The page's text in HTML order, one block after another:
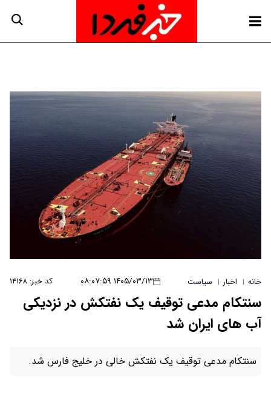
خانه | اخبار | سیاست ۱۴۰۵/۰۳/۱۳ ۰۸:۰۷:۵۹ کد خبر: ۱۴۱۶۸
سنتکام مدعی توقیف یک نفتکش در نزدیکی
آب های ایران شد
سنتکام مدعی توقیف یک نفتکش خالی در خلیج فارس شد.